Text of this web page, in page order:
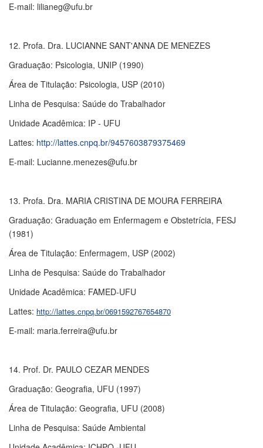
E-mail: lilianeg@ufu.br
12. Profa. Dra. LUCIANNE SANT'ANNA DE MENEZES
Graduação: Psicologia, UNIP (1990)
Área de Titulação: Psicologia, USP (2010)
Linha de Pesquisa: Saúde do Trabalhador
Unidade Acadêmica: IP - UFU
Lattes: http://lattes.cnpq.br/9457603879375469
E-mail: Lucianne.menezes@ufu.br
13. Profa. Dra. MARIA CRISTINA DE MOURA FERREIRA
Graduação: Graduação em Enfermagem e Obstetrícia, FESJ
(1981)
Área de Titulação: Enfermagem, USP (2002)
Linha de Pesquisa: Saúde do Trabalhador
Unidade Acadêmica: FAMED-UFU
Lattes: http://lattes.cnpq.br/0691592767654870
E-mail: maria.ferreira@ufu.br
14. Prof. Dr. PAULO CEZAR MENDES
Graduação: Geografia, UFU (1997)
Área de Titulação: Geografia, UFU (2008)
Linha de Pesquisa: Saúde Ambiental